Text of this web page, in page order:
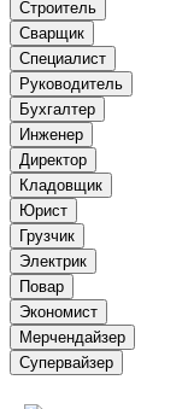
Строитель
Сварщик
Специалист
Руководитель
Бухгалтер
Инженер
Директор
Кладовщик
Юрист
Грузчик
Электрик
Повар
Экономист
Мерчендайзер
Супервайзер